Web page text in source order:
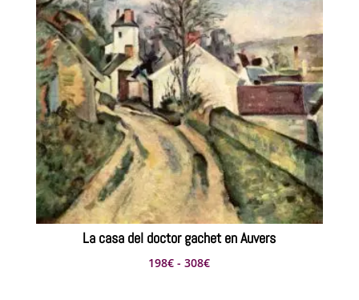
La casa del doctor gachet en Auvers
198€ - 308€Rango